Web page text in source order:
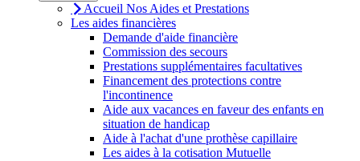
Accueil Nos Aides et Prestations
Les aides financières
Demande d'aide financière
Commission des secours
Prestations supplémentaires facultatives
Financement des protections contre
l'incontinence
Aide aux vacances en faveur des enfants en
situation de handicap
Aide à l'achat d'une prothèse capillaire
Les aides à la cotisation Mutuelle